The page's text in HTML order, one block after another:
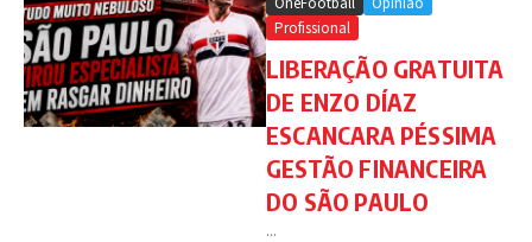
Profissional
LIBERAÇÃO GRATUITA
DE ENZO DÍAZ
ESCANCARA PÉSSIMA
GESTÃO FINANCEIRA
DO SÃO PAULO
...